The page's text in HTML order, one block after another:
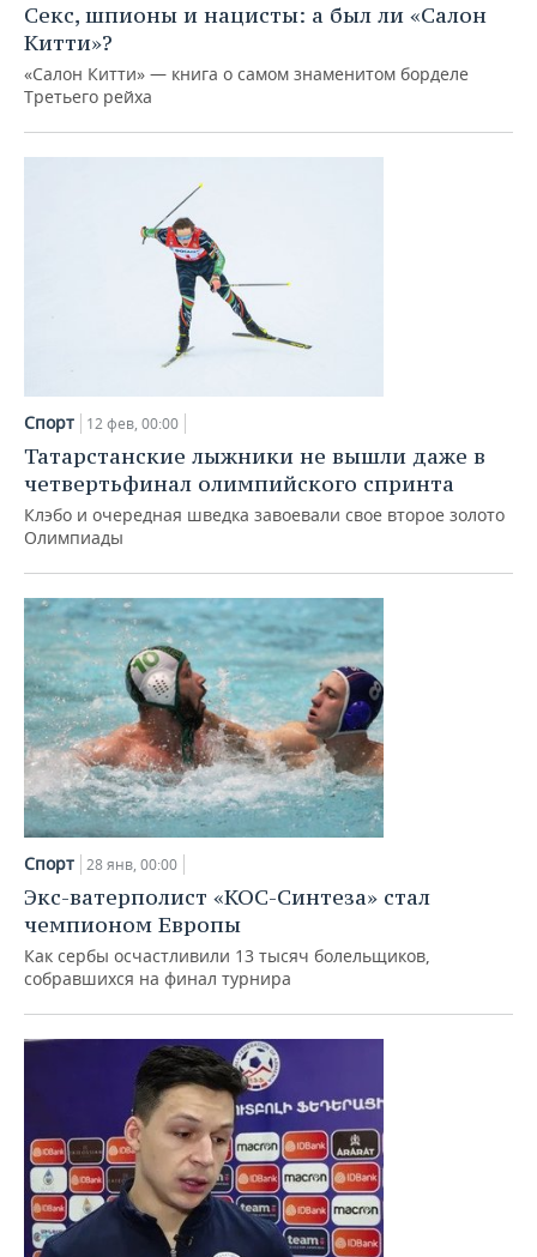
Секс, шпионы и нацисты: а был ли «Салон
Китти»?
«Салон Китти» — книга о самом знаменитом борделе
Третьего рейха
Спорт 12 фев, 00:00
Татарстанские лыжники не вышли даже в
четвертьфинал олимпийского спринта
Клэбо и очередная шведка завоевали свое второе золото
Олимпиады
Спорт 28 янв, 00:00
Экс-ватерполист «КОС-Синтеза» стал
чемпионом Европы
Как сербы осчастливили 13 тысяч болельщиков,
собравшихся на финал турнира